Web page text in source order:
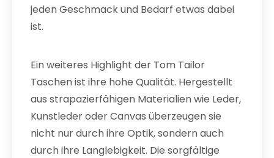
jeden Geschmack und Bedarf etwas dabei
ist.
Ein weiteres Highlight der Tom Tailor
Taschen ist ihre hohe Qualität. Hergestellt
aus strapazierfähigen Materialien wie Leder,
Kunstleder oder Canvas überzeugen sie
nicht nur durch ihre Optik, sondern auch
durch ihre Langlebigkeit. Die sorgfältige